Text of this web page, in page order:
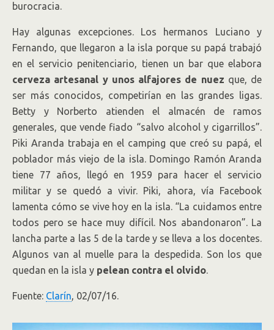
burocracia.
Hay algunas excepciones. Los hermanos Luciano y
Fernando, que llegaron a la isla porque su papá trabajó
en el servicio penitenciario, tienen un bar que elabora
cerveza artesanal y unos alfajores de nuez que, de
ser más conocidos, competirían en las grandes ligas.
Betty y Norberto atienden el almacén de ramos
generales, que vende fiado “salvo alcohol y cigarrillos”.
Piki Aranda trabaja en el camping que creó su papá, el
poblador más viejo de la isla. Domingo Ramón Aranda
tiene 77 años, llegó en 1959 para hacer el servicio
militar y se quedó a vivir. Piki, ahora, vía Facebook
lamenta cómo se vive hoy en la isla. “La cuidamos entre
todos pero se hace muy difícil. Nos abandonaron”. La
lancha parte a las 5 de la tarde y se lleva a los docentes.
Algunos van al muelle para la despedida. Son los que
quedan en la isla y pelean contra el olvido.
Fuente: Clarín, 02/07/16.